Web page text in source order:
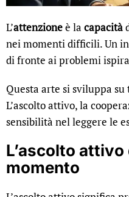
L’attenzioneè la capacità
nei momenti difficili. Un
di fronte ai problemi ispira
Questa arte si sviluppa
L’ascolto attivo, la
sensibilità nel leggere le
L’ascolto attivo
momento